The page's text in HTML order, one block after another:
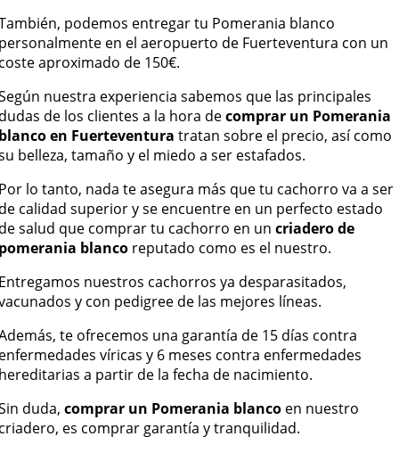
podemos entregar tu Pomerania blanco
en el aeropuerto de Fuerteventura con un
aproximado de 150€.
nuestra experiencia sabemos que las principales
de los clientes a la hora decomprar un Pomerania
en Fuerteventura tratan sobre el precio, así como
belleza, tamaño y el miedo a ser estafados.
lo tanto, nada te asegura más que tu cachorro va a ser
calidad superior y se encuentre en un perfecto estado
salud que comprar tu cachorro en un criadero de
blanco reputado como es el nuestro.
nuestros cachorros ya desparasitados,
y con pedigree de las mejores líneas.
te ofrecemos una garantía de 15 días contra
víricas y 6 meses contra enfermedades
a partir de la fecha de nacimiento.
duda, comprar un Pomerania blanco en nuestro
es comprar garantía y tranquilidad.